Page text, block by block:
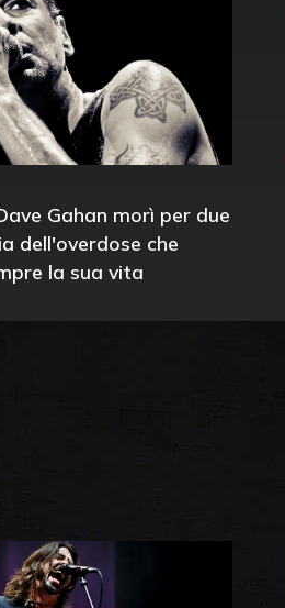
Gahan morì per due
dell'overdose che
la sua vita